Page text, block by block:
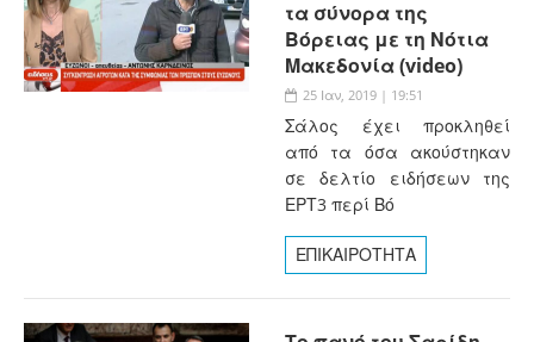
τα σύνορα της
Βόρειας με τη Νότια
Μακεδονία (video)
25 Ιαν, 2019 | 19:51
Σάλος έχει προκληθεί
από τα όσα ακούστηκαν
σε δελτίο ειδήσεων της
ΕΡΤ3 περί Βό
ΕΠΙΚΑΙΡΟΤΗΤΑ